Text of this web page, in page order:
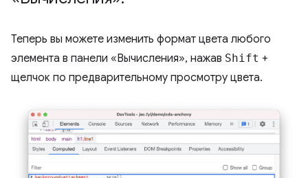
Теперь вы можете изменить формат цвета любого
элемента в панели «Вычисления», нажав Shift +
щелчок по предварительному просмотру цвета.